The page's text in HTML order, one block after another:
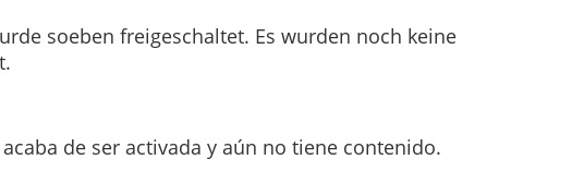
soeben freigeschaltet. Es wurden noch keine
de ser activada y aún no tiene contenido.